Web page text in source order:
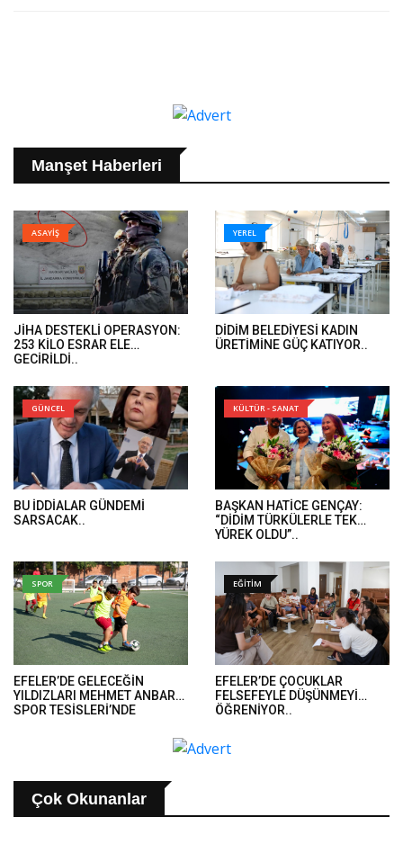
Manşet Haberleri
ASAYİŞ
JİHA DESTEKLİ OPERASYON:
253 KİLO ESRAR ELE
GEÇİRİLDİ..
YEREL
DİDİM BELEDİYESİ KADIN
ÜRETİMİNE GÜÇ KATIYOR..
GÜNCEL
BU İDDİALAR GÜNDEMİ
SARSACAK..
KÜLTÜR - SANAT
BAŞKAN HATİCE GENÇAY:
“DİDİM TÜRKÜLERLE TEK
YÜREK OLDU”..
SPOR
EFELER’DE GELECEĞİN
YILDIZLARI MEHMET ANBARLI
SPOR TESİSLERİ’NDE
EĞİTİM
EFELER’DE ÇOCUKLAR
FELSEFEYLE DÜŞÜNMEYİ
ÖĞRENİYOR..
Çok Okunanlar